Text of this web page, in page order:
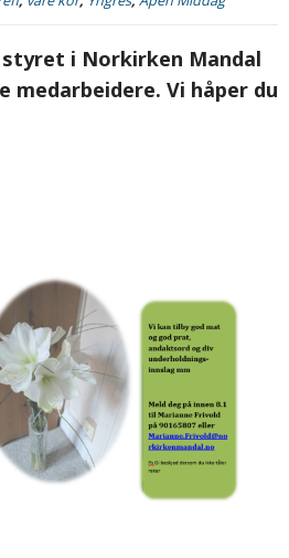
styret i Norkirken Mandal
Vi håper du